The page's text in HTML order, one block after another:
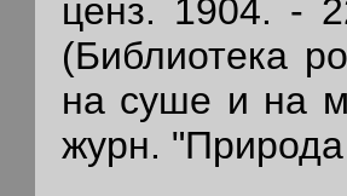
ценз. 1904. -
(Библиотека
на суше и на
журн.